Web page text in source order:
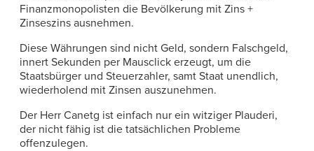
Finanzmonopolisten die Bevölkerung mit Zins +
Zinseszins ausnehmen.
Diese Währungen sind nicht Geld, sondern Falschgeld,
innert Sekunden per Mausclick erzeugt, um die
Staatsbürger und Steuerzahler, samt Staat unendlich,
wiederholend mit Zinsen auszunehmen.
Der Herr Canetg ist einfach nur ein witziger Plauderi,
der nicht fähig ist die tatsächlichen Probleme
offenzulegen.